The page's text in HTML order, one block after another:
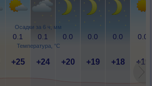
Осадки за 6 ч, мм
Температура, °C
0.1 0.1 0.0 0.0 0.0 0.0
+25 +24 +20 +19 +18 +19